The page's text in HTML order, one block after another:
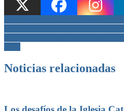
Navegación
de
entradas
Noticias relacionadas